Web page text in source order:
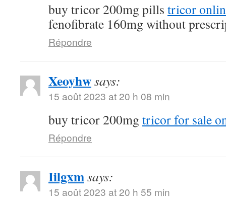
buy tricor 200mg pills tricor
fenofibrate 160mg without
Répondre
Xeoyhwsays:
15 août 2023 at 20 h 08 min
buy tricor 200mg tricor for sale
Répondre
Iilgxmsays:
15 août 2023 at 20 h 55 min